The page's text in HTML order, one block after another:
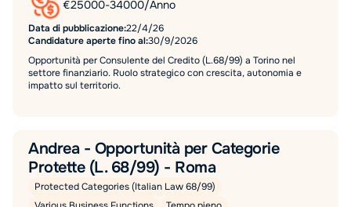
€25000-34000/Anno
Data di pubblicazione:22/4/26
Candidature aperte fino al:30/9/2026
Opportunità per Consulente del Credito (L.68/99) a Torino nel
settore finanziario. Ruolo strategico con crescita, autonomia e
impatto sul territorio.
Andrea - Opportunità per Categorie
Protette (L. 68/99) - Roma
Protected Categories (Italian Law 68/99)